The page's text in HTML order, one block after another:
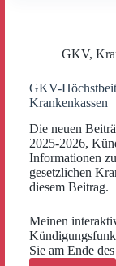
GKV,
GKV-
Krankenkassen
Die neuen
2025-2026,
Informationen
gesetzlichen
diesem Beitrag.
Meinen
Sie am Ende